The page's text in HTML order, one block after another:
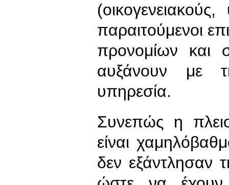
παραιτούμενοι
προνομίων και
αυξάνουν με
υπηρεσία.
Συνεπώς η
είναι
δεν εξάντλησαν